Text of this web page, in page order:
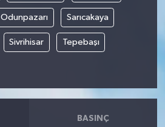
Odunpazarı Sarıcakaya
Sivrihisar Tepebaşı
BASINÇ